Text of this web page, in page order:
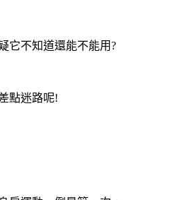
它不知道還能不能用?
點迷路呢!